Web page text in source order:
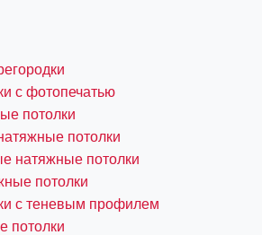
с фотопечатью
потолки
потолки
натяжные потолки
потолки
с теневым профилем
потолки